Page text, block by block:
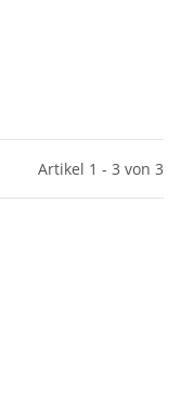
Artikel 1 - 3 von 3